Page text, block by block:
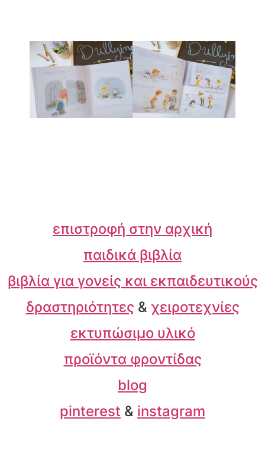
επιστροφή στην αρχική
παιδικά βιβλία
βιβλία για γονείς και εκπαιδευτικούς
δραστηριότητες & χειροτεχνίες
εκτυπώσιμο υλικό
προϊόντα φροντίδας
blog
pinterest & instagram